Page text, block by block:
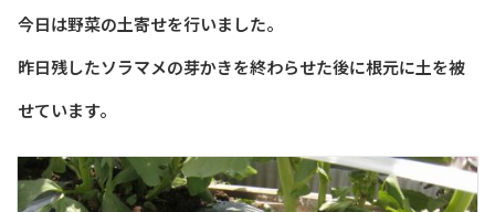
今日は野菜の土寄せを行いました。
昨日残したソラマメの芽かきを終わらせた後に根元に土を被
せています。